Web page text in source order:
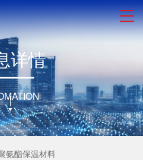
详情
氨酯保温材料